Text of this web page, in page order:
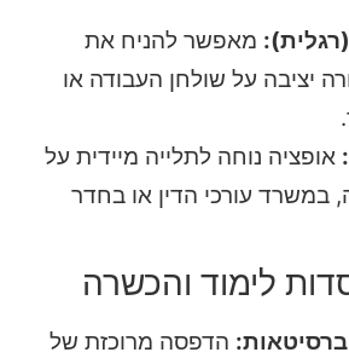
מאפשר להניח את
יציבה על שולחן העבודה או
אופציה נוחה לתלייה מיידית על
במשרד עורכי הדין או בחדר
לימוד והכשרה
הדפסה מרוכזת של